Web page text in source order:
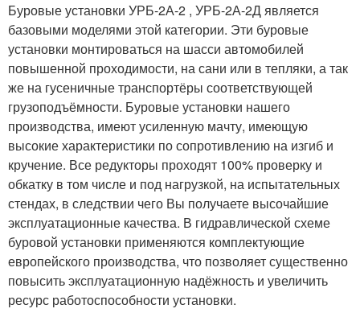
Буровые установки УРБ-2А-2 , УРБ-2А-2Д является
базовыми моделями этой категории. Эти буровые
установки монтироваться на шасси автомобилей
повышенной проходимости, на сани или в тепляки, а так
же на гусеничные транспортёры соответствующей
грузоподъёмности. Буровые установки нашего
производства, имеют усиленную мачту, имеющую
высокие характеристики по сопротивлению на изгиб и
кручение. Все редукторы проходят 100% проверку и
обкатку в том числе и под нагрузкой, на испытательных
стендах, в следствии чего Вы получаете высочайшие
эксплуатационные качества. В гидравлической схеме
буровой установки применяются комплектующие
европейского производства, что позволяет существенно
повысить эксплуатационную надёжность и увеличить
ресурс работоспособности установки.